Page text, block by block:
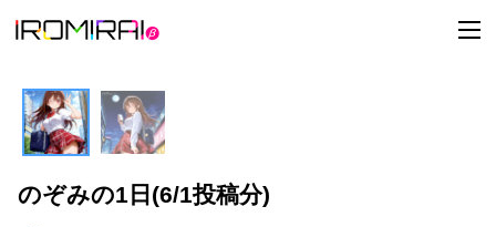
t
o
のぞみの1日(6/1投稿分)